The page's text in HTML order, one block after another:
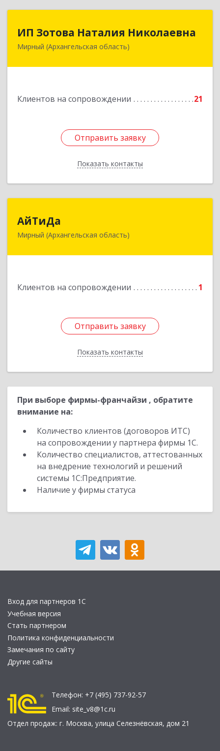
ИП Зотова Наталия Николаевна
Мирный (Архангельская область)
Клиентов на сопровождении 21
Отправить заявку
Показать контакты
164170, г.Мирный, Архангельской обл.,
Отправить заявку
Назад
АйТиДа
Мирный (Архангельская область)
Клиентов на сопровождении 1
Отправить заявку
Показать контакты
164170, Архангельская обл, Мирный г,
Отправить заявку
Назад
При выборе фирмы-франчайзи , обратите
внимание на:
Количество клиентов (договоров ИТС)
на сопровождении у партнера фирмы 1С.
Количество специалистов, аттестованных
на внедрение технологий и решений
системы 1С:Предприятие.
Наличие у фирмы статуса
Вход для партнеров 1С
Учебная версия
Стать партнером
Политика конфиденциальности
Замечания по сайту
Другие сайты
Телефон: +7 (495) 737-92-57
Email: site_v8@1c.ru
Отдел продаж: г. Москва, улица Селезнёвская, дом 21